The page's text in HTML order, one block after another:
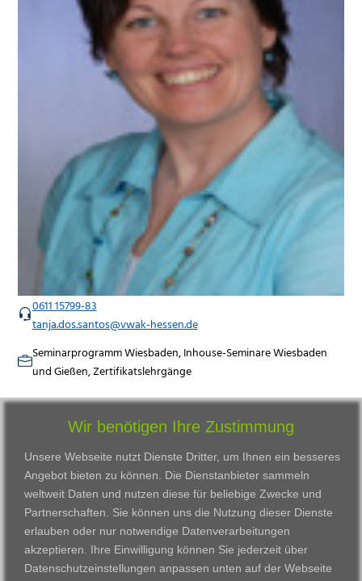
0611 15799-83
tanja.dos.santos@vwak-hessen.de
Seminarprogramm Wiesbaden, Inhouse-Seminare Wiesbaden
und Gießen, Zertifikatslehrgänge
VWAK
Karriere
Standorte
Darmstadt
Bildungsangebot
Ausbildung
Wir benötigen Ihre Zustimmung
Unsere Webseite nutzt Dienste Dritter, um Ihnen ein besseres
Angebot bieten zu können. Die Dienstanbieter sammeln
weltweit Daten und nutzen diese für beliebige Zwecke und
Partnerschaften. Sie können uns die Nutzung dieser Dienste
erlauben oder nur notwendige Datenverarbeitungen
akzeptieren. Ihre Einwilligung können Sie jederzeit über
Datenschutzeinstellungen anpassen unten auf der Webseite